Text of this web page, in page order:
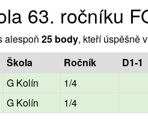
63. ročníku
alespoň 25 body, kteří úspěšně
Škola Ročník D1-1
G Kolín 1/4
G Kolín 1/4